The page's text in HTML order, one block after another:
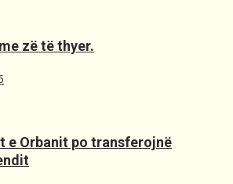
zë të thyer.
e Orbanit po transferojnë